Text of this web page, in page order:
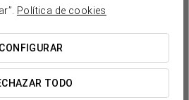
Política de cookies
CONFIGURAR
TODO
IR?